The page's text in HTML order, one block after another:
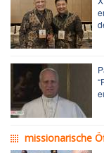
missionarische